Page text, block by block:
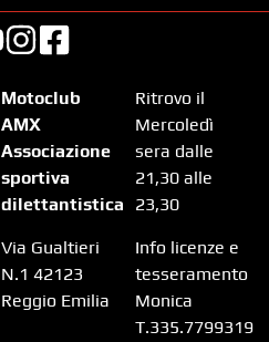
Motoclub
AMX
Associazione
sportiva
dilettantistica
Via Gualtieri
N.1 42123
Reggio Emilia
Ritrovo il
Mercoledì
sera dalle
21,30 alle
23,30
Info licenze e
tesseramento
Monica
T.335.7799319